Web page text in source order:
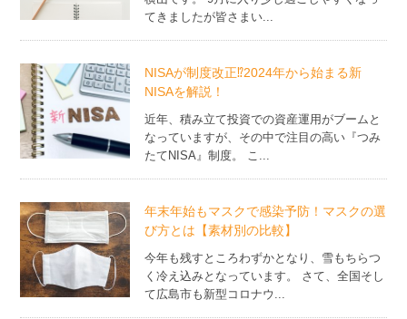
てきましたが皆さまい...
NISAが制度改正⁉2024年から始まる新
NISAを解説！
近年、積み立て投資での資産運用がブームと
なっていますが、その中で注目の高い『つみ
たてNISA』制度。 こ...
年末年始もマスクで感染予防！マスクの選
び方とは【素材別の比較】
今年も残すところわずかとなり、雪もちらつ
く冷え込みとなっています。 さて、全国そし
て広島市も新型コロナウ...